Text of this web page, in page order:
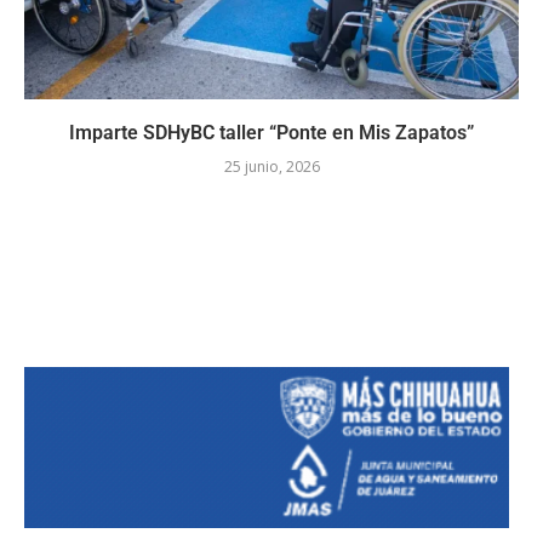
Imparte SDHyBC taller “Ponte en Mis Zapatos”
25 junio, 2026